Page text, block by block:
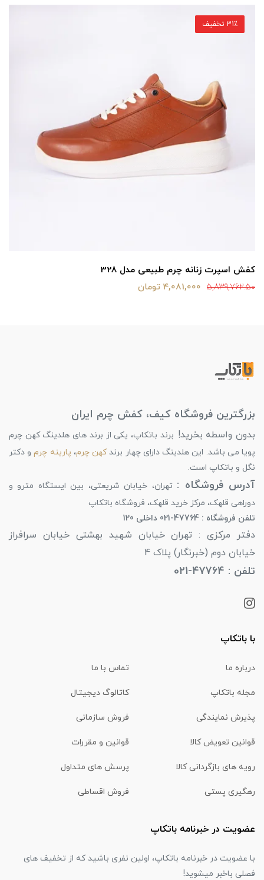
کفش اسپرت زنانه چرم طبیعی مدل 328
5,839,762.50 4,081,000 تومان
31٪ تخفیف
بزرگترین فروشگاه کیف، کفش چرم ایران
بدون واسطه بخرید! برند باتکاپ، یکی از برند های هلدینگ کهن چرم
پویا می باشد. این هلدینگ دارای چهار برندکهن چرم، پارینه چرمو دکتر
نگل و باتکاپ است.
آدرس فروشگاه : تهران، خیابان شریعتی، بین ایستگاه مترو و
دوراهی قلهک، مرکز خرید قلهک، فروشگاه باتکاپ
تلفن فروشگاه : 47764-021 داخلی 120
دفتر مرکزی : تهران خیابان شهید بهشتی خیابان سرافراز
خیابان دوم (خبرنگار) پلاک 4
تلفن : 47764-021
با باتکاپ
درباره ما تماس با ما
مجله باتکاپ کاتالوگ دیجیتال
پذیرش نمایندگی فروش سازمانی
قوانین تعویض کالا قوانین و مقررات
رویه های بازگردانی کالا پرسش های متداول
رهگیری پستی فروش اقساطی
عضویت در خبرنامه باتکاپ
با عضویت در خبرنامه باتکاپ، اولین نفری باشید که از تخفیف های
فصلی باخبر میشوید!